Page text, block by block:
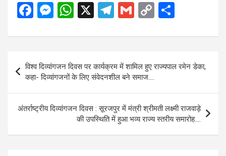
F
ce
b
o
o
k
M
se
g
er
W
at
A
p
p
X
T
e
gr
a
m
G
ail
C
py
n
k
ar
Post
navigation
विश्व दिव्यांगजन दिवस पर कार्यक्रम में शामिल हुए राज्यपाल रमेन डेका,
कहा- दिव्यांगजनों के लिए संवेदनशील बने समाज….
अंतर्राष्ट्रीय दिव्यांगजन दिवस : सूरजपुर में मंत्री श्रीमती लक्ष्मी राजवाड़े
की उपस्थिति में हुआ भव्य राज्य स्तरीय समारोह….